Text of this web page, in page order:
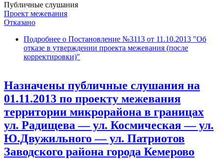
Публичные слушания
Проект межевания
Отказано
Подробнее о Постановление №3113 от 11.10.2013 "Об
отказе в утверждении проекта межевания (после
корректировки)"
Назначены публичные слушания на
01.11.2013 по проекту межевания
территории микрорайона в границах
ул. Радищева — ул. Космическая — ул.
Ю.Двужильного — ул. Патриотов
Заводского района города Кемерово